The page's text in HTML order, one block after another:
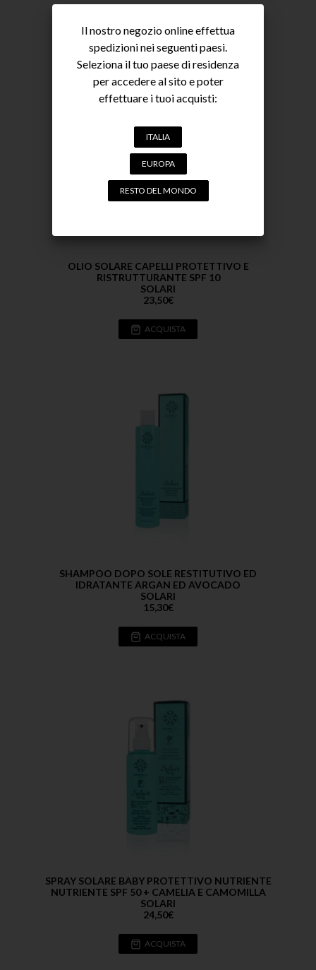
OLIO SOLARE CAPELLI PROTETTIVO E
RISTRUTTURANTE SPF 10
SOLARI
23,50€
ACQUISTA
SHAMPOO DOPO SOLE RESTITUTIVO ED
IDRATANTE ARGAN ED AVOCADO
SOLARI
15,30€
ACQUISTA
SPRAY SOLARE BABY PROTETTIVO NUTRIENTE
NUTRIENTE SPF 50 + CAMELIA E CAMOMILLA
SOLARI
24,50€
ACQUISTA
Il nostro negozio online effettua
spedizioni nei seguenti paesi.
Seleziona il tuo paese di residenza
per accedere al sito e poter
effettuare i tuoi acquisti:
ITALIA
EUROPA
RESTO DEL MONDO